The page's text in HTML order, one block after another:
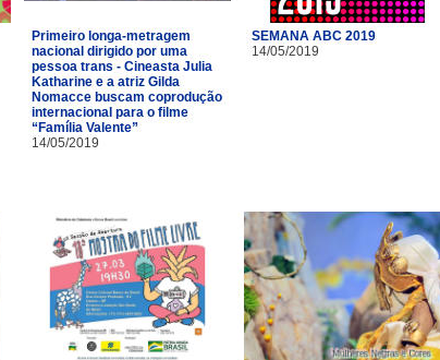
Primeiro longa-metragem
nacional dirigido por uma
pessoa trans - Cineasta Julia
Katharine e a atriz Gilda
Nomacce buscam coprodução
internacional para o filme
“Família Valente”
14/05/2019
SEMANA ABC 2019
14/05/2019